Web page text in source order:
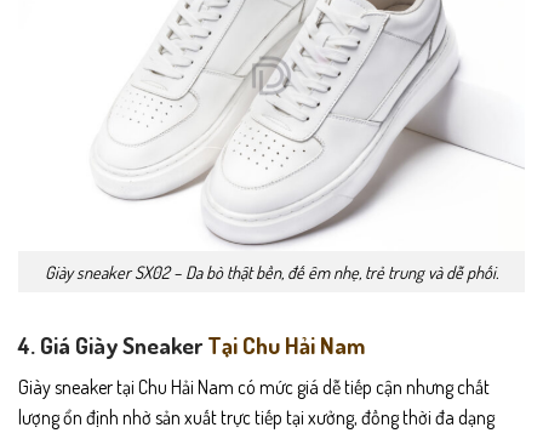
Giày sneaker SX02 – Da bò thật bền, đế êm nhẹ, trẻ trung và dễ phối.
4. Giá Giày Sneaker Tại Chu Hải Nam
Giày sneaker tại Chu Hải Nam có mức giá dễ tiếp cận nhưng chất
lượng ổn định nhờ sản xuất trực tiếp tại xưởng, đồng thời đa dạng